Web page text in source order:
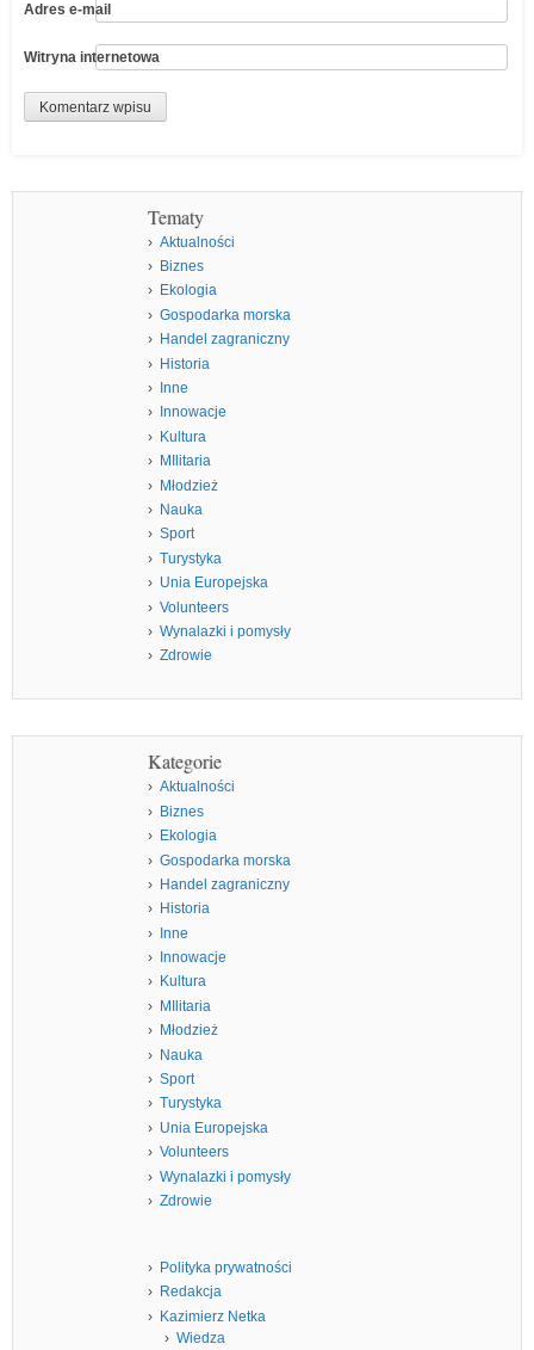
Adres e-mail
Witryna internetowa
Tematy
Aktualności
Biznes
Ekologia
Gospodarka morska
Handel zagraniczny
Historia
Inne
Innowacje
Kultura
MIlitaria
Młodzież
Nauka
Sport
Turystyka
Unia Europejska
Volunteers
Wynalazki i pomysły
Zdrowie
Kategorie
Aktualności
Biznes
Ekologia
Gospodarka morska
Handel zagraniczny
Historia
Inne
Innowacje
Kultura
MIlitaria
Młodzież
Nauka
Sport
Turystyka
Unia Europejska
Volunteers
Wynalazki i pomysły
Zdrowie
Polityka prywatności
Redakcja
Kazimierz Netka
Wiedza